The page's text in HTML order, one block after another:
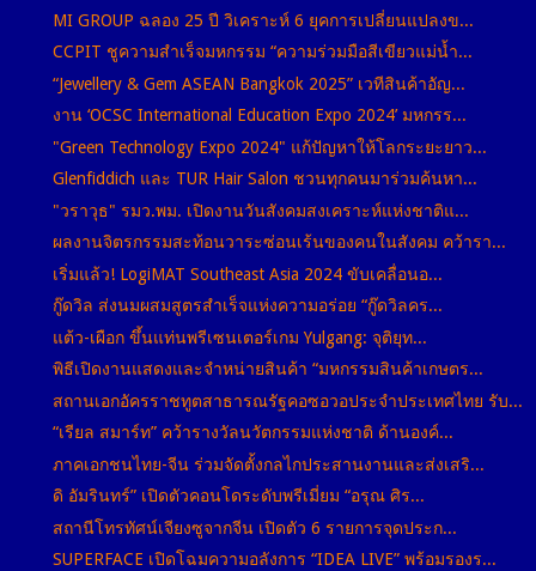
MI GROUP ฉลอง 25 ปี วิเคราะห์ 6 ยุคการเปลี่ยนแปลงข...
CCPIT ชูความสำเร็จมหกรรม “ความร่วมมือสีเขียวแม่น้ำ...
“Jewellery & Gem ASEAN Bangkok 2025” เวทีสินค้าอัญ...
งาน ‘OCSC International Education Expo 2024’ มหกรร...
"Green Technology Expo 2024" แก้ปัญหาให้โลกระยะยาว...
Glenfiddich และ TUR Hair Salon ชวนทุกคนมาร่วมค้นหา...
"วราวุธ" รมว.พม. เปิดงานวันสังคมสงเคราะห์แห่งชาติแ...
ผลงานจิตรกรรมสะท้อนวาระซ่อนเร้นของคนในสังคม คว้ารา...
เริ่มแล้ว! LogiMAT Southeast Asia 2024 ขับเคลื่อนอ...
กู๊ดวิล ส่งนมผสมสูตรสำเร็จแห่งความอร่อย “กู๊ดวิลคร...
แต้ว-เผือก ขึ้นแท่นพรีเซนเตอร์เกม Yulgang: จุติยุท...
พิธีเปิดงานแสดงและจำหน่ายสินค้า “มหกรรมสินค้าเกษตร...
สถานเอกอัครราชทูตสาธารณรัฐคอซอวอประจำประเทศไทย รับ...
“เรียล สมาร์ท” คว้ารางวัลนวัตกรรมแห่งชาติ ด้านองค์...
ภาคเอกชนไทย-จีน ร่วมจัดตั้งกลไกประสานงานและส่งเสริ...
ดิ อัมรินทร์” เปิดตัวคอนโดระดับพรีเมี่ยม “อรุณ ศิร...
สถานีโทรทัศน์เจียงซูจากจีน เปิดตัว 6 รายการจุดประก...
SUPERFACE เปิดโฉมความอลังการ “IDEA LIVE” พร้อมรองร...